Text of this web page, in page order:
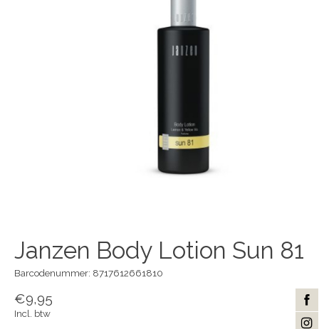
Janzen Body Lotion Sun 81
Barcodenummer: 8717612661810
€9,95
Incl. btw